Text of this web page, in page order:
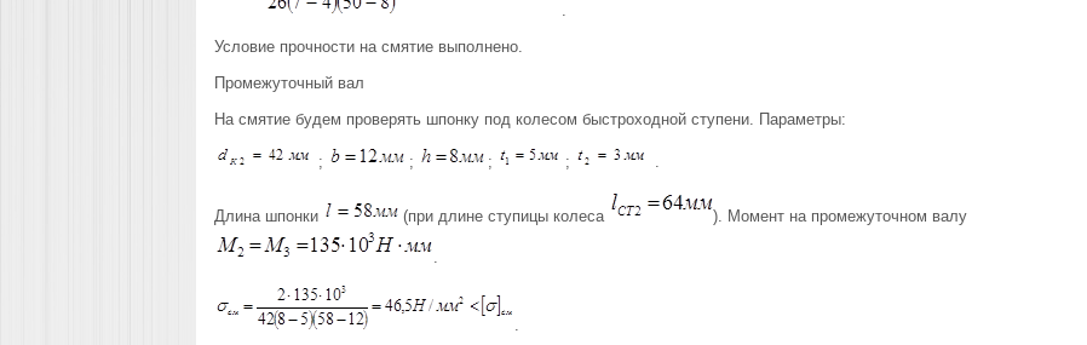
.
Условие прочности на смятие выполнено.
Промежуточный вал
На смятие будем проверять шпонку под колесом быстроходной ступени. Параметры:
; ; ; ; .
Длина шпонки (при длине ступицы колеса ). Момент на промежуточном валу
.
.